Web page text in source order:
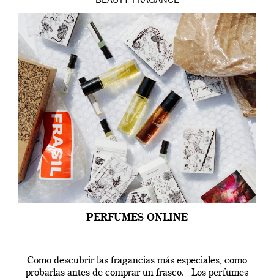
PERFUMES ONLINE
Como descubrir las fragancias más especiales, como
probarlas antes de comprar un frasco. Los perfumes